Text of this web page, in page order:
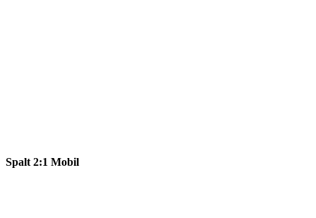
Spalt 2:1 Mobil